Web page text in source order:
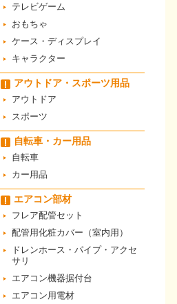
テレビゲーム
おもちゃ
ケース・ディスプレイ
キャラクター
アウトドア・スポーツ用品
アウトドア
スポーツ
自転車・カー用品
自転車
カー用品
エアコン部材
フレア配管セット
配管用化粧カバー（室内用）
ドレンホース・パイプ・アクセ
サリ
エアコン機器据付台
エアコン用電材